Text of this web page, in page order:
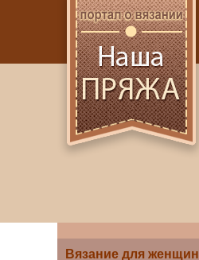
Вязание для женщин